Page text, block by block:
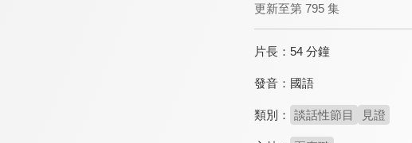
更新至第 795 集
片長： 54 分鐘
發音： 國語
類別： 談話性節目 見證